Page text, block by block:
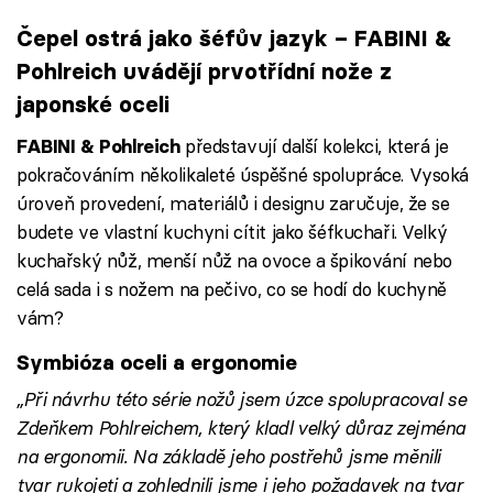
Čepel ostrá jako šéfův jazyk – FABINI &
Pohlreich uvádějí prvotřídní nože z
japonské oceli
FABINI & Pohlreich představují další kolekci, která je
pokračováním několikaleté úspěšné spolupráce. Vysoká
úroveň provedení, materiálů i designu zaručuje, že se
budete ve vlastní kuchyni cítit jako šéfkuchaři. Velký
kuchařský nůž, menší nůž na ovoce a špikování nebo
celá sada i s nožem na pečivo, co se hodí do kuchyně
vám?
Symbióza oceli a ergonomie
„Při návrhu této série nožů jsem úzce spolupracoval se
Zdeňkem Pohlreichem, který kladl velký důraz zejména
na ergonomii. Na základě jeho postřehů jsme měnili
tvar rukojeti a zohlednili jsme i jeho požadavek na tvar